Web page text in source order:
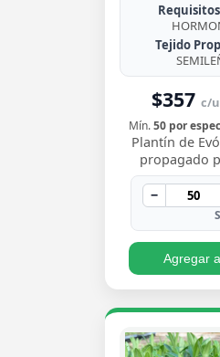
Tejido
$357 c/
Mín.50 por
Plantín de
propagado
enraizado,
de follaje
brillante
−
Agregar